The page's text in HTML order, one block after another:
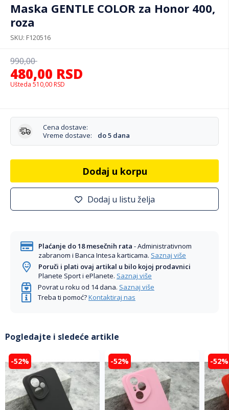
Maska GENTLE COLOR za Honor 400,
roza
SKU F120516
480,00 RSD
990,00
Ušteda 510,00 RSD
Cena dostave:
Vreme dostave:
do 5 dana
Dodaj u korpu
Dodaj u listu želja
Plaćanje do 18 mesečnih rata - Administrativnom
zabranom i Banca Intesa karticama. Saznaj više
Poruči i plati ovaj artikal u bilo kojoj prodavnici
Planete Sport i ePlanete. Saznaj više
Povrat u roku od 14 dana. Saznaj više
Treba ti pomoć?Kontaktiraj nas
Pogledajte i sledeće artikle
-52% -52% -52%